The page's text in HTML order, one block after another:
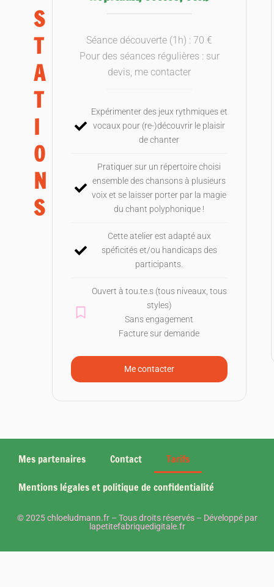
S
T
A
T
I
O
N
S
Séance découverte (1h) : 70 €
Pour des séances régulières : sur
devis, me contacter
Expérimenter des jeux rythmiques et
vocaux pour (re-)découvrir le plaisir
de chanter
Pratiquer sur un répertoire choisi
ensemble des chansons à plusieurs
voix et se laisser porter par la magie
du chant polyphonique !
Cette atelier est adapté aux
spéficités et/ou handicaps des
participants.
Ouvert à tou.te.s (tous niveaux, tous
styles)
Sans engagement
Facture sur demande
Me contacter
Mes partenaires Contact Tarifs
Mentions légales et politique de confidentialité
© 2025 chloeludmann.fr – Tous droits réservés – Développé par
lapetitefabriquedigitale.fr